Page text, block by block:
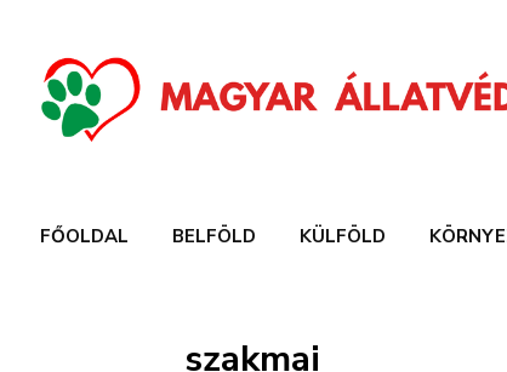
FŐOLDAL BELFÖLD KÜLFÖLD
szakmai